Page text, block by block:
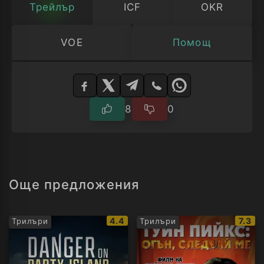
Трейлър ICF OKR
VOE Помощ
Изберете
8 0
Още предложения
Трилъри
IMDb
рейтинг:
4.4 Трилъри
IMDb
7.3